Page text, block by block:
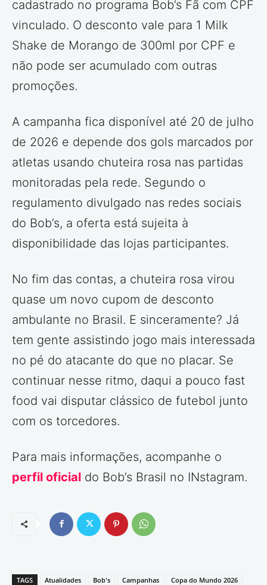
cadastrado no programa Bob’s Fã com CPF
vinculado. O desconto vale para 1 Milk
Shake de Morango de 300ml por CPF e
não pode ser acumulado com outras
promoções.
A campanha fica disponível até 20 de julho
de 2026 e depende dos gols marcados por
atletas usando chuteira rosa nas partidas
monitoradas pela rede. Segundo o
regulamento divulgado nas redes sociais
do Bob’s, a oferta está sujeita à
disponibilidade das lojas participantes.
No fim das contas, a chuteira rosa virou
quase um novo cupom de desconto
ambulante no Brasil. E sinceramente? Já
tem gente assistindo jogo mais interessada
no pé do atacante do que no placar. Se
continuar nesse ritmo, daqui a pouco fast
food vai disputar clássico de futebol junto
com os torcedores.
Para mais informações, acompanhe o
perfil oficial do Bob’s Brasil no INstagram.
TAGS Atualidades Bob's Campanhas
Copa do Mundo 2026